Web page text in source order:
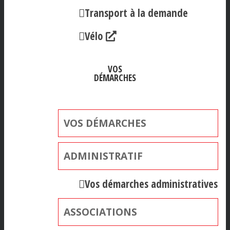
Transport à la demande
Vélo
VOS
DÉMARCHES
VOS DÉMARCHES
ADMINISTRATIF
Vos démarches administratives
ASSOCIATIONS